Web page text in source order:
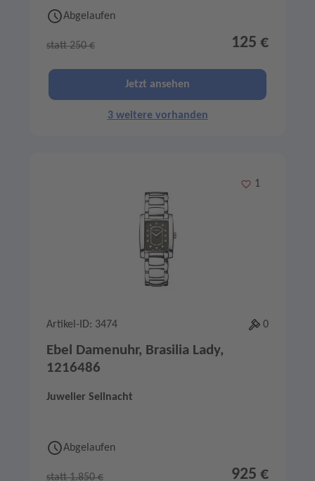
Abgelaufen
statt 250 € 125 €
Jetzt ansehen
3 weitere vorhanden
Merken
1
Artikel-ID: 3474 0
Ebel Damenuhr, Brasilia Lady,
1216486
Juwelier Seilnacht
Abgelaufen
statt 1.850 € 925 €